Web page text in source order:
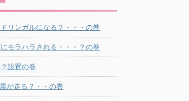
リンガルになる？・・・の巻
モラハラされる・・・？の巻
設置の巻
が走る？・・の巻